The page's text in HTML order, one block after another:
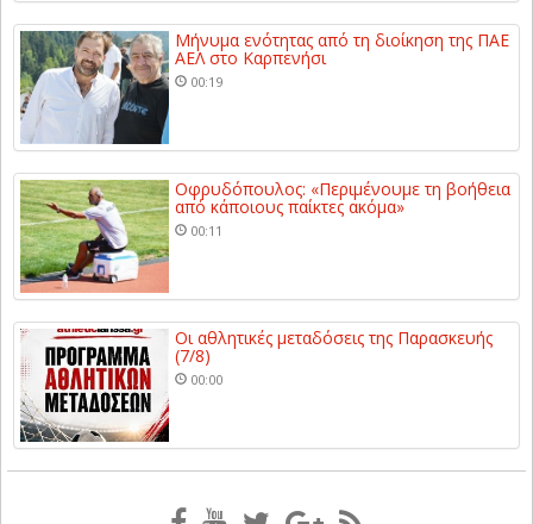
Μήνυμα ενότητας από τη διοίκηση της ΠΑΕ
ΑΕΛ στο Καρπενήσι
00:19
Οφρυδόπουλος: «Περιμένουμε τη βοήθεια
από κάποιους παίκτες ακόμα»
00:11
Οι αθλητικές μεταδόσεις της Παρασκευής
(7/8)
00:00